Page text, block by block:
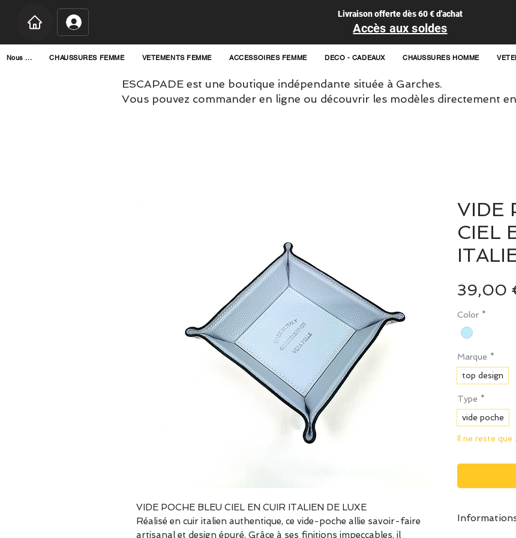
Livraison offerte dès 60 € d'achat
Accès aux soldes
Nous ... CHAUSSURES FEMME VETEMENTS FEMME ACCESSOIRES FEMME DECO - CADEAUX CHAUSSURES HOMME
ESCAPADE est une boutique indépendante située à Garches.
Vous pouvez commander en ligne ou découvrir les modèles directement
VIDE POCHE BLEU CIEL EN CUIR ITALIEN DE LUXE
Réalisé en cuir italien authentique, ce vide-poche allie savoir-faire
artisanal et design épuré. Grâce à ses finitions impeccables, il
VIDE
CIEL
39,00
Color *
Marque *
top design
Type *
vide poche
Il ne reste